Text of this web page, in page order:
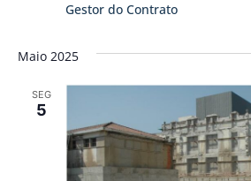
Gestor do Contrato
Maio 2025
SEG
5